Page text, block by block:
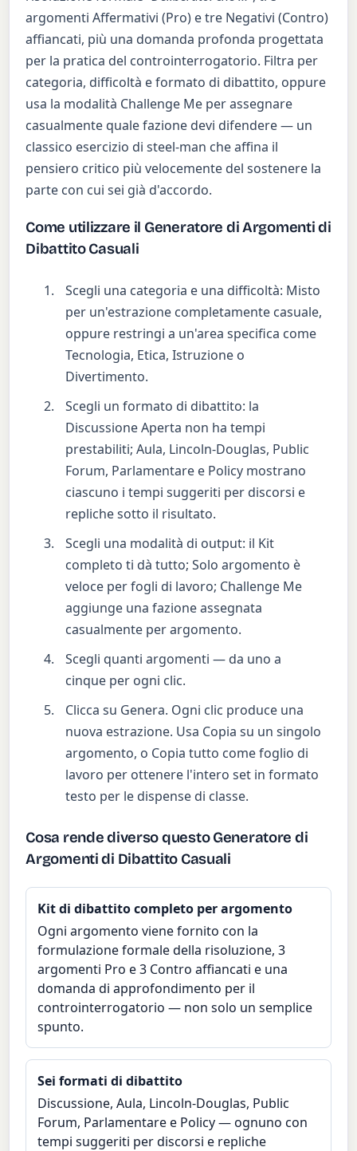
argomenti Affermativi (Pro) e tre Negativi (Contro)
affiancati, più una domanda profonda progettata
per la pratica del controinterrogatorio. Filtra per
categoria, difficoltà e formato di dibattito, oppure
usa la modalità Challenge Me per assegnare
casualmente quale fazione devi difendere — un
classico esercizio di steel-man che affina il
pensiero critico più velocemente del sostenere la
parte con cui sei già d'accordo.
Come utilizzare il Generatore di Argomenti di
Dibattito Casuali
Scegli una categoria e una difficoltà: Misto
per un'estrazione completamente casuale,
oppure restringi a un'area specifica come
Tecnologia, Etica, Istruzione o
Divertimento.
Scegli un formato di dibattito: la
Discussione Aperta non ha tempi
prestabiliti; Aula, Lincoln-Douglas, Public
Forum, Parlamentare e Policy mostrano
ciascuno i tempi suggeriti per discorsi e
repliche sotto il risultato.
Scegli una modalità di output: il Kit
completo ti dà tutto; Solo argomento è
veloce per fogli di lavoro; Challenge Me
aggiunge una fazione assegnata
casualmente per argomento.
Scegli quanti argomenti — da uno a
cinque per ogni clic.
Clicca su Genera. Ogni clic produce una
nuova estrazione. Usa Copia su un singolo
argomento, o Copia tutto come foglio di
lavoro per ottenere l'intero set in formato
testo per le dispense di classe.
Cosa rende diverso questo Generatore di
Argomenti di Dibattito Casuali
Kit di dibattito completo per argomento
Ogni argomento viene fornito con la
formulazione formale della risoluzione, 3
argomenti Pro e 3 Contro affiancati e una
domanda di approfondimento per il
controinterrogatorio — non solo un semplice
spunto.
Sei formati di dibattito
Discussione, Aula, Lincoln-Douglas, Public
Forum, Parlamentare e Policy — ognuno con
tempi suggeriti per discorsi e repliche